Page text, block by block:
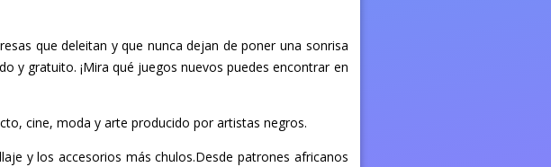
que deleitan y que nunca dejan de poner una sonrisa
y gratuito. ¡Mira qué juegos nuevos puedes encontrar en
cine, moda y arte producido por artistas negros.
y los accesorios más chulos.Desde patrones africanos